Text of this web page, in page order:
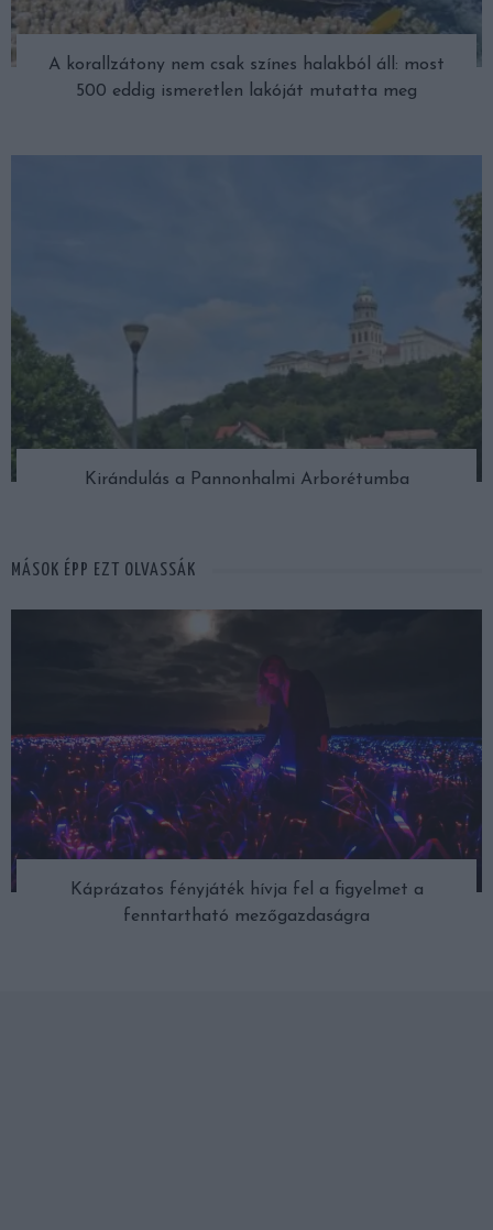
A korallzátony nem csak színes halakból áll: most
500 eddig ismeretlen lakóját mutatta meg
Kirándulás a Pannonhalmi Arborétumba
MÁSOK ÉPP EZT OLVASSÁK
Káprázatos fényjáték hívja fel a figyelmet a
fenntartható mezőgazdaságra